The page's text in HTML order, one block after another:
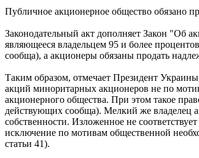
Публичное акционерное общество обязано
Законодательный акт дополняет Закон "Об
являющееся владельцем 95 и более
сообща), а акционеры обязаны продать
Таким образом, отмечает Президент
акций миноритарных акционеров не по
акционерного общества. При этом такое
действующих сообща). Мелкий же владелец
собственности. Изложенное не
исключение по мотивам общественной
статьи 41).